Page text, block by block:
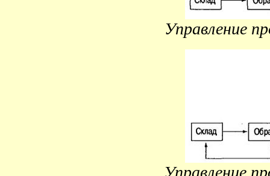
Управление
Управление